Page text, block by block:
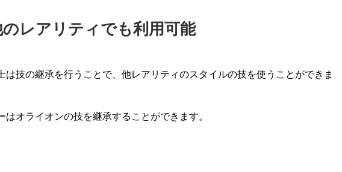
レアリティでも利用可能
は技の継承を行うことで、他レアリティのスタイルの技を使うことができま
はオライオンの技を継承することができます。